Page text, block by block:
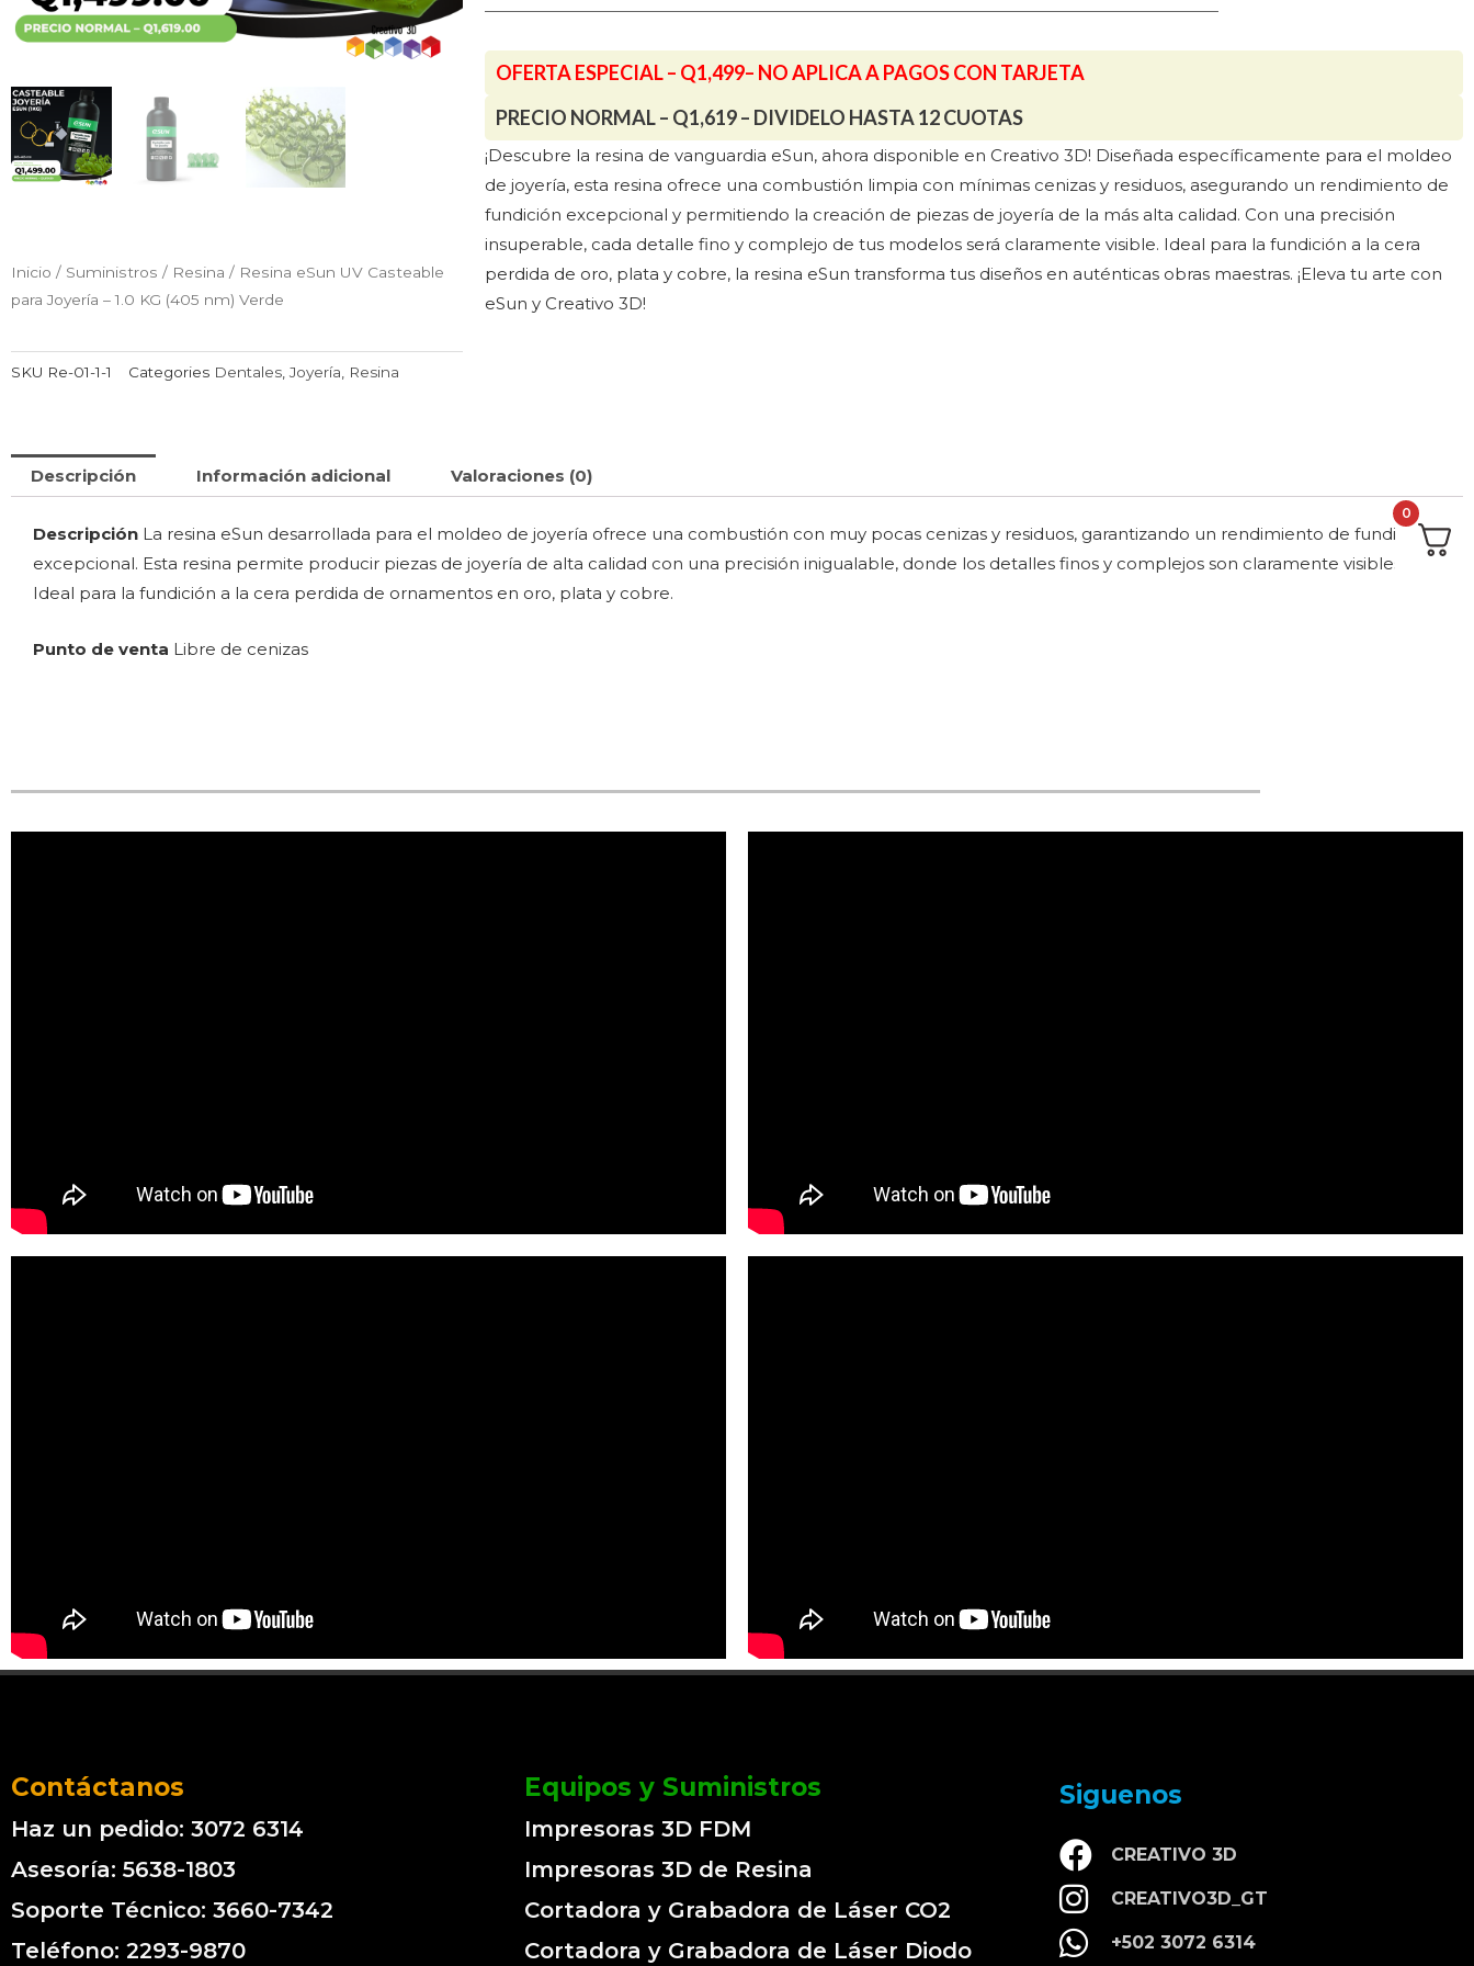
Inicio / Suministros / Resina / Resina eSun UV Casteable
para Joyería – 1.0 KG (405 nm) Verde
SKU Re-01-1-1 Categories Dentales, Joyería, Resina
nm)
Verde
cantidad
OFERTA ESPECIAL – Q1,499– NO APLICA A PAGOS CON TARJETA
PRECIO NORMAL – Q1,619 – DIVIDELO HASTA 12 CUOTAS
¡Descubre la resina de vanguardia eSun, ahora disponible en Creativo 3D! Diseñada específicamente para el moldeo
de joyería, esta resina ofrece una combustión limpia con mínimas cenizas y residuos, asegurando un rendimiento de
fundición excepcional y permitiendo la creación de piezas de joyería de la más alta calidad. Con una precisión
insuperable, cada detalle fino y complejo de tus modelos será claramente visible. Ideal para la fundición a la cera
perdida de oro, plata y cobre, la resina eSun transforma tus diseños en auténticas obras maestras. ¡Eleva tu arte con
eSun y Creativo 3D!
Descripción Información adicional Valoraciones (0)
Descripción La resina eSun desarrollada para el moldeo de joyería ofrece una combustión con muy pocas cenizas y residuos, garantizando un rendimiento de fundición
excepcional. Esta resina permite producir piezas de joyería de alta calidad con una precisión inigualable, donde los detalles finos y complejos son claramente visibles.
Ideal para la fundición a la cera perdida de ornamentos en oro, plata y cobre.
Punto de venta Libre de cenizas
Contáctanos
Haz un pedido: 3072 6314
Asesoría: 5638-1803
Soporte Técnico: 3660-7342
Teléfono: 2293-9870
Equipos y Suministros
Impresoras 3D FDM
Impresoras 3D de Resina
Cortadora y Grabadora de Láser CO2
Cortadora y Grabadora de Láser Diodo
Siguenos
CREATIVO 3D
CREATIVO3D_GT
+502 3072 6314
0